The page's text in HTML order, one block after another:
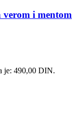
verom i mentom
je: 490,00 DIN.